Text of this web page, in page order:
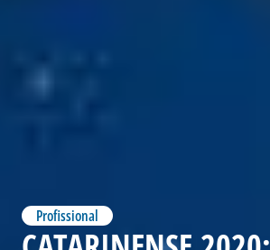
Profissional